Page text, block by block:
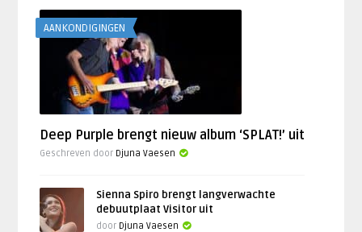
AANKONDIGINGEN
Deep Purple brengt nieuw album ‘SPLAT!’ uit
Geschreven door Djuna Vaesen
Sienna Spiro brengt langverwachte
debuutplaat Visitor uit
door Djuna Vaesen